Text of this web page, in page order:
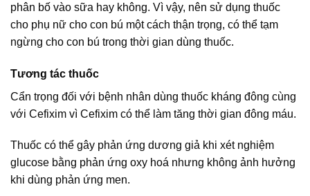
phân bố vào sữa hay không. Vì vậy, nên sử dụng thuốc
cho phụ nữ cho con bú một cách thận trọng, có thể tạm
ngừng cho con bú trong thời gian dùng thuốc.
Tương tác thuốc
Cẩn trọng đối với bệnh nhân dùng thuốc kháng đông cùng
với Cefixim vì Cefixim có thể làm tăng thời gian đông máu.
Thuốc có thể gây phản ứng dương giả khi xét nghiệm
glucose bằng phản ứng oxy hoá nhưng không ảnh hưởng
khi dùng phản ứng men.